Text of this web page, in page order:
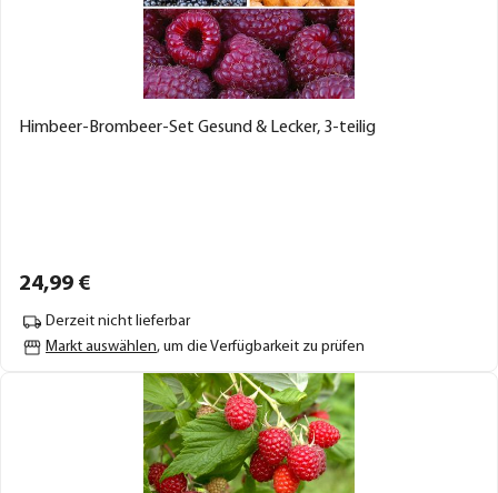
Himbeer-Brombeer-Set Gesund & Lecker, 3-teilig
24,99 €
Derzeit nicht lieferbar
Markt auswählen, um die Verfügbarkeit zu prüfen